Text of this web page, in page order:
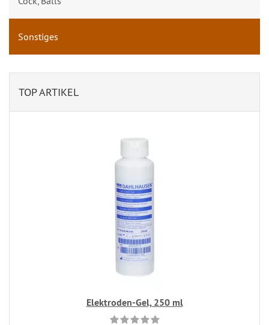
Sonstiges
TOP ARTIKEL
Elektroden-Gel, 250 ml